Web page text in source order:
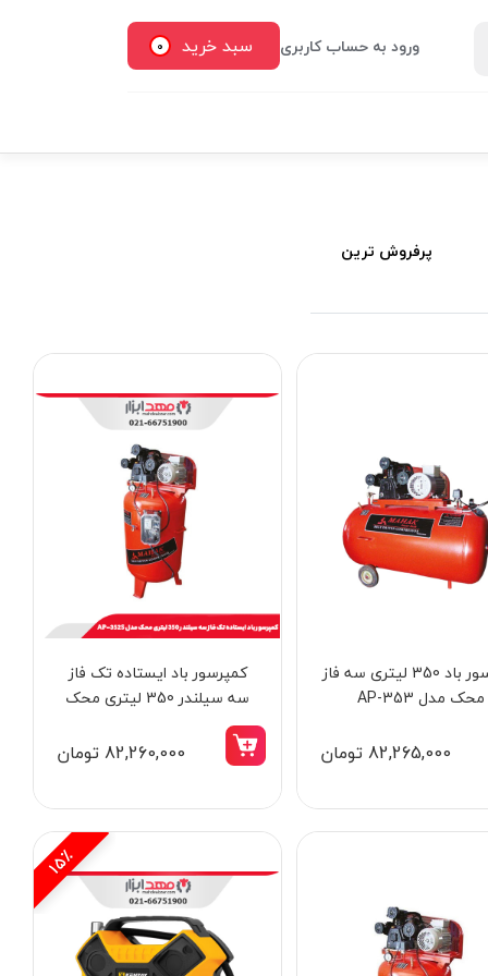
ورود به حساب کاربری سبد خرید 0
پرفروش ترین
کمپرسور باد 350 لیتری سه فاز
محک مدل AP-353
82,265,000 تومان
کمپرسور باد ایستاده تک فاز
سه سیلندر 350 لیتری محک
82,260,000 تومان
15٪